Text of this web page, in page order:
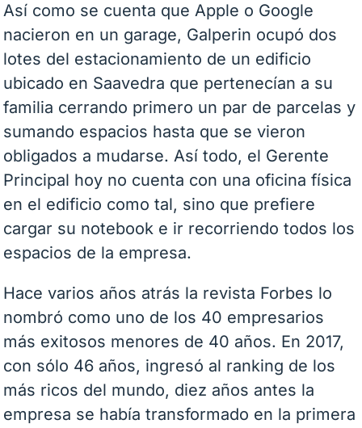
Así como se cuenta que Apple o Google
nacieron en un garage, Galperin ocupó dos
lotes del estacionamiento de un edificio
ubicado en Saavedra que pertenecían a su
familia cerrando primero un par de parcelas y
sumando espacios hasta que se vieron
obligados a mudarse. Así todo, el Gerente
Principal hoy no cuenta con una oficina física
en el edificio como tal, sino que prefiere
cargar su notebook e ir recorriendo todos los
espacios de la empresa.
Hace varios años atrás la revista Forbes lo
nombró como uno de los 40 empresarios
más exitosos menores de 40 años. En 2017,
con sólo 46 años, ingresó al ranking de los
más ricos del mundo, diez años antes la
empresa se había transformado en la primera